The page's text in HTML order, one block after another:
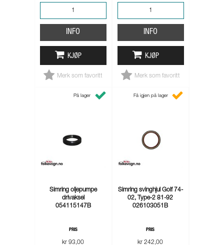
INFO
KJØP
Merk som favoritt
INFO
KJØP
Merk som favoritt
På lager
Simring oljepumpe
drivaksel
054115147B
PRIS
kr 93,00
Få igjen på lager
Simring svinghjul Golf 74-
02, Type-2 81-92
026103051B
PRIS
kr 242,00